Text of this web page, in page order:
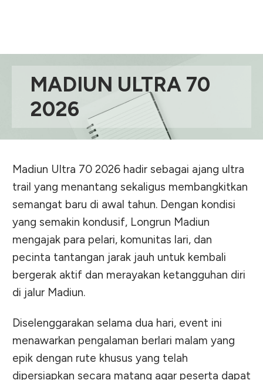
MADIUN ULTRA 70
2026
Madiun Ultra 70 2026 hadir sebagai ajang ultra
trail yang menantang sekaligus membangkitkan
semangat baru di awal tahun. Dengan kondisi
yang semakin kondusif, Longrun Madiun
mengajak para pelari, komunitas lari, dan
pecinta tantangan jarak jauh untuk kembali
bergerak aktif dan merayakan ketangguhan diri
di jalur Madiun.
Diselenggarakan selama dua hari, event ini
menawarkan pengalaman berlari malam yang
epik dengan rute khusus yang telah
dipersiapkan secara matang agar peserta dapat